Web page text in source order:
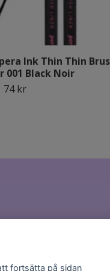
Ink Thin Thin
001 Black Noir
74 kr
fortsätta på sidan